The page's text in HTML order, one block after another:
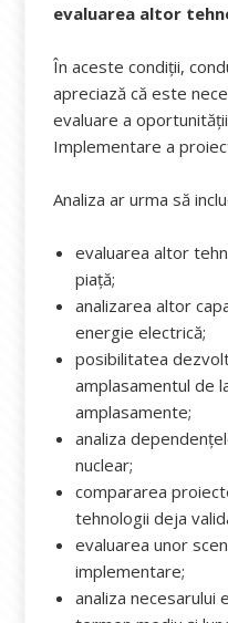
evaluarea altor
În aceste condiții,
apreciază că este
evaluare a
Implementare a
Analiza ar urma să
evaluarea altor
piață;
analizarea altor
energie electrică;
posibilitatea
amplasamentul de
amplasamente;
analiza
nuclear;
compararea
tehnologii deja
evaluarea unor
implementare;
analiza necesarului